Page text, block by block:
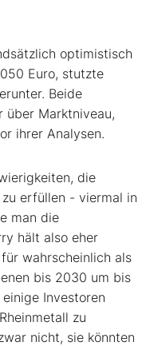
optimistisch
Euro, stutzte
Beide
über Marktniveau,
ihrer Analysen.
die
erfüllen - viermal in
man die
hält also eher
wahrscheinlich als
bis 2030 um bis
Investoren
zu
nicht, sie könnten